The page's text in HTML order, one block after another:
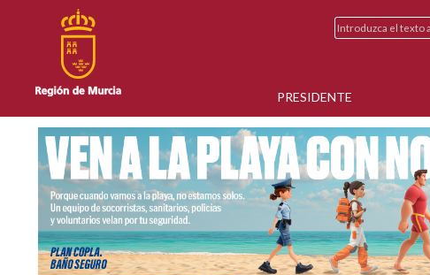
PRESIDENTE